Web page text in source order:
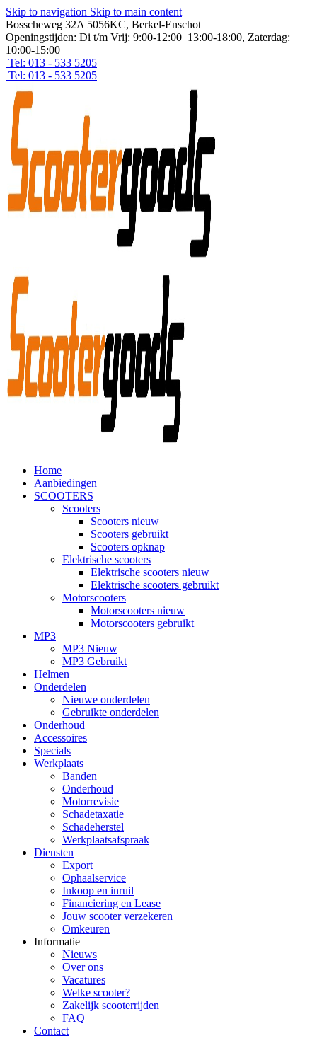
Skip to navigation Skip to main content
Bosscheweg 32A 5056KC, Berkel-Enschot
Openingstijden: Di t/m Vrij: 9:00-12:00 13:00-18:00, Zaterdag:
10:00-15:00
Tel: 013 - 533 5205
Tel: 013 - 533 5205
Home
Aanbiedingen
SCOOTERS
Scooters
Scooters nieuw
Scooters gebruikt
Scooters opknap
Elektrische scooters
Elektrische scooters nieuw
Elektrische scooters gebruikt
Motorscooters
Motorscooters nieuw
Motorscooters gebruikt
MP3
MP3 Nieuw
MP3 Gebruikt
Helmen
Onderdelen
Nieuwe onderdelen
Gebruikte onderdelen
Onderhoud
Accessoires
Specials
Werkplaats
Banden
Onderhoud
Motorrevisie
Schadetaxatie
Schadeherstel
Werkplaatsafspraak
Diensten
Export
Ophaalservice
Inkoop en inruil
Financiering en Lease
Jouw scooter verzekeren
Omkeuren
Informatie
Nieuws
Over ons
Vacatures
Welke scooter?
Zakelijk scooterrijden
FAQ
Contact